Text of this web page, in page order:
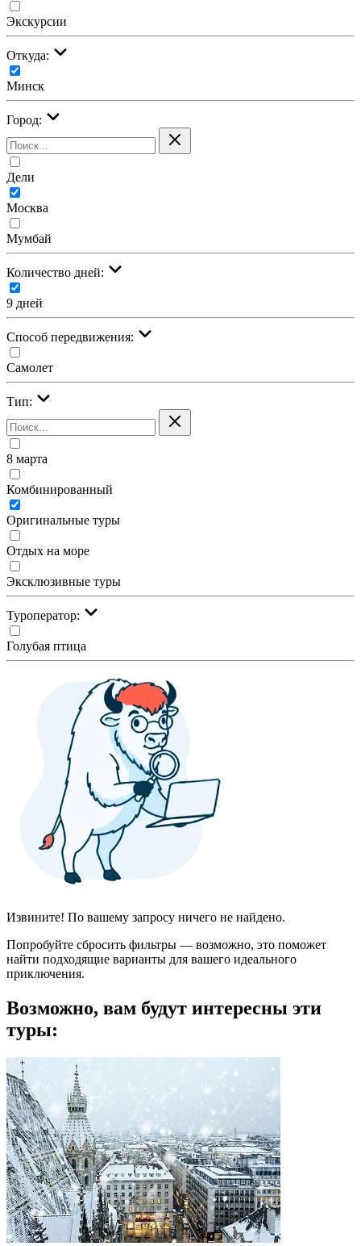
Экскурсии
Откуда:
Минск
Город:
Дели
Москва
Мумбай
Количество дней:
9 дней
Cпособ передвижения:
Самолет
Тип:
8 марта
Комбинированный
Оригинальные туры
Отдых на море
Эксклюзивные туры
Туроператор:
Голубая птица
Извините! По вашему запросу ничего не найдено.
Попробуйте сбросить фильтры — возможно, это поможет
найти подходящие варианты для вашего идеального
приключения.
Возможно, вам будут интересны эти
туры: